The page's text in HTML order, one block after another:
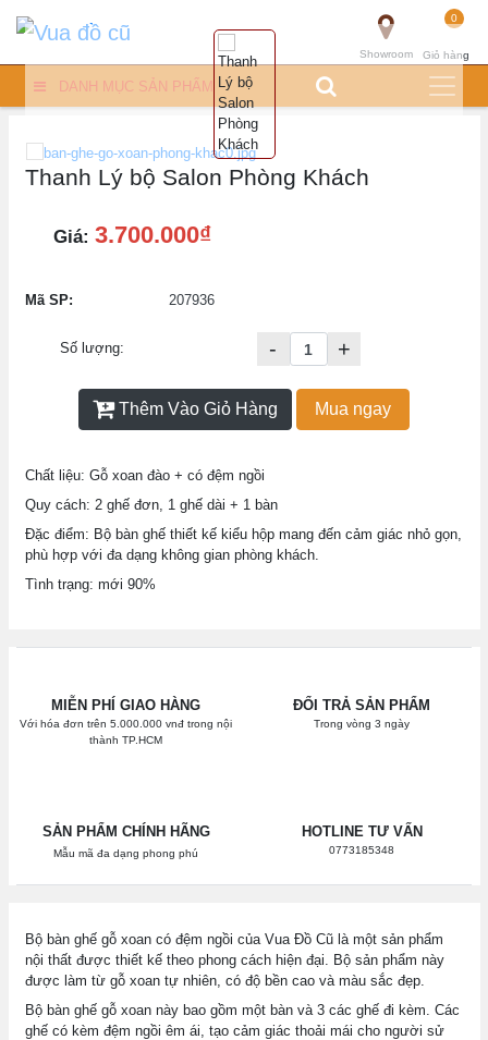
0
Giỏ hàng
Showroom
DANH MỤC SẢN PHẨM
Thanh Lý bộ Salon Phòng Khách
Giá: 3.700.000₫
Mã SP: 207936
Số lượng: - +
Thêm Vào Giỏ Hàng Mua ngay
Chất liệu: Gỗ xoan đào + có đệm ngồi
Quy cách: 2 ghế đơn, 1 ghế dài + 1 bàn
Đặc điểm: Bộ bàn ghế thiết kế kiểu hộp mang đến cảm giác nhỏ gọn,
phù hợp với đa dạng không gian phòng khách.
Tình trạng: mới 90%
MIỄN PHÍ GIAO HÀNG
Với hóa đơn trên 5.000.000 vnđ trong nội
thành TP.HCM
ĐỔI TRẢ SẢN PHẨM
Trong vòng 3 ngày
SẢN PHẨM CHÍNH HÃNG
Mẫu mã đa dạng phong phú
HOTLINE TƯ VẤN
0773185348
Bộ bàn ghế gỗ xoan có đệm ngồi của Vua Đồ Cũ là một sản phẩm
nội thất được thiết kế theo phong cách hiện đại. Bộ sản phẩm này
được làm từ gỗ xoan tự nhiên, có độ bền cao và màu sắc đẹp.
Bộ bàn ghế gỗ xoan này bao gồm một bàn và 3 các ghế đi kèm. Các
ghế có kèm đệm ngồi êm ái, tạo cảm giác thoải mái cho người sử